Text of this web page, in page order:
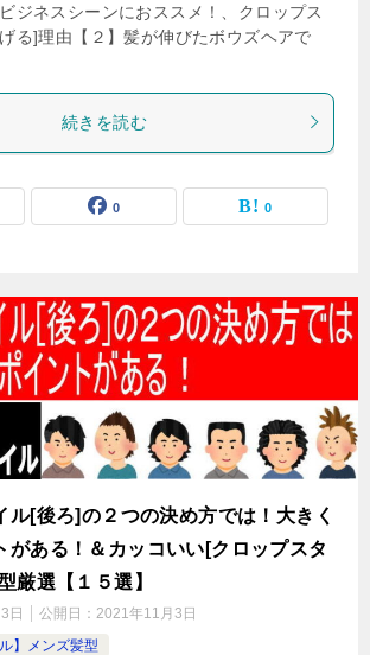
ジネスシーンにおススメ！、クロップス
る]理由【２】髪が伸びたボウズヘアで
続きを読む
0 0
ル[後ろ]の２つの決め方では！大きく
がある！＆カッコいい[クロップスタ
厳選【１５選】
日 公開日： 2021年11月3日
】メンズ髪型